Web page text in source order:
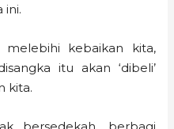
ini.
kebaikan kita,
itu akan ‘dibeli’
kita.
bersedekah, berbagi